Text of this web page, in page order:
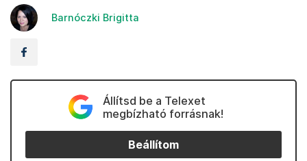
Barnóczki Brigitta
Állítsd be a Telexet
megbízható forrásnak!
Beállítom